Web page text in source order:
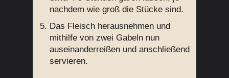
nachdem wie groß die Stücke sind.
Das Fleisch herausnehmen und
mithilfe von zwei Gabeln nun
auseinanderreißen und anschließend
servieren.